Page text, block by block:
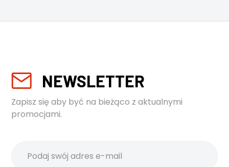
NEWSLETTER
Zapisz się aby być na bieżąco z aktualnymi
promocjami.